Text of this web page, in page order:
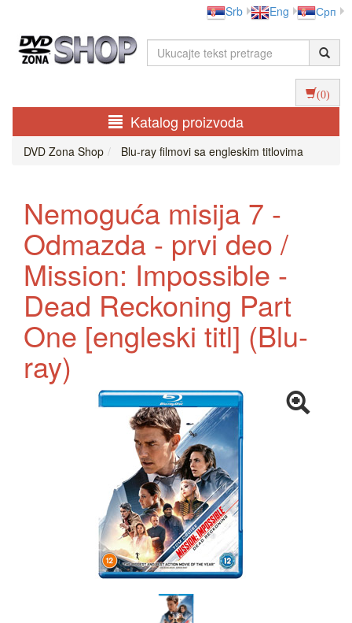
Srb Eng Срп
(0)
Katalog proizvoda
DVD Zona Shop Blu-ray filmovi sa engleskim titlovima
Nemoguća misija 7 -
Odmazda - prvi deo /
Mission: Impossible -
Dead Reckoning Part
One [engleski titl] (Blu-
ray)